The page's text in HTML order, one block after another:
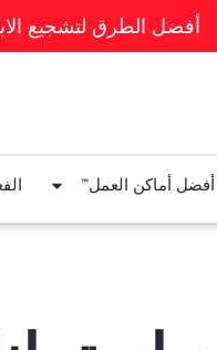
أفضل الطرق لتشجيع
أفضل أماكن العمل™